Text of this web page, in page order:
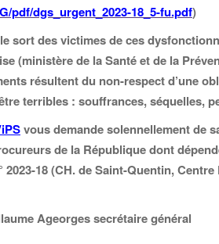
pdf/dgs_urgent_2023-18_5-fu.pdf)
sort des victimes de ces
(ministère de la Santé et de la
résultent du non-respect d’une
terribles : souffrances, séquelles,
vous demande solennellement de
de la République dont
2023-18 (CH. de Saint-Quentin,
Ageorges secrétaire général